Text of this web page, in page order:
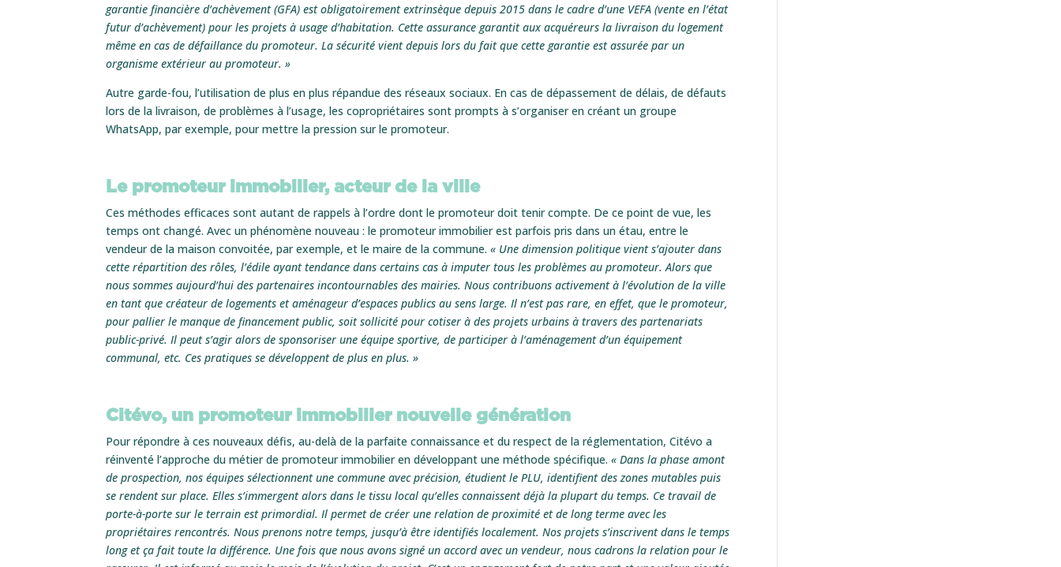
garantie financière d’achèvement (GFA) est obligatoirement extrinsèque depuis 2015 dans le cadre d’une VEFA (vente en l’état
futur d’achèvement) pour les projets à usage d’habitation. Cette assurance garantit aux acquéreurs la livraison du logement
même en cas de défaillance du promoteur. La sécurité vient depuis lors du fait que cette garantie est assurée par un
organisme extérieur au promoteur. »
Autre garde-fou, l’utilisation de plus en plus répandue des réseaux sociaux. En cas de dépassement de délais, de défauts
lors de la livraison, de problèmes à l’usage, les copropriétaires sont prompts à s’organiser en créant un groupe
WhatsApp, par exemple, pour mettre la pression sur le promoteur.
Le promoteur immobilier, acteur de la ville
Ces méthodes efficaces sont autant de rappels à l’ordre dont le promoteur doit tenir compte. De ce point de vue, les
temps ont changé. Avec un phénomène nouveau : le promoteur immobilier est parfois pris dans un étau, entre le
vendeur de la maison convoitée, par exemple, et le maire de la commune.« Une dimension politique vient s’ajouter dans
cette répartition des rôles, l’édile ayant tendance dans certains cas à imputer tous les problèmes au promoteur. Alors que
nous sommes aujourd’hui des partenaires incontournables des mairies. Nous contribuons activement à l’évolution de la ville
en tant que créateur de logements et aménageur d’espaces publics au sens large. Il n’est pas rare, en effet, que le promoteur,
pour pallier le manque de financement public, soit sollicité pour cotiser à des projets urbains à travers des partenariats
public-privé. Il peut s’agir alors de sponsoriser une équipe sportive, de participer à l’aménagement d’un équipement
communal, etc. Ces pratiques se développent de plus en plus. »
Citévo, un promoteur immobilier nouvelle génération
Pour répondre à ces nouveaux défis, au-delà de la parfaite connaissance et du respect de la réglementation, Citévo a
réinventé l’approche du métier de promoteur immobilier en développant une méthode spécifique.« Dans la phase amont
de prospection, nos équipes sélectionnent une commune avec précision, étudient le PLU, identifient des zones mutables puis
se rendent sur place. Elles s’immergent alors dans le tissu local qu’elles connaissent déjà la plupart du temps. Ce travail de
porte-à-porte sur le terrain est primordial. Il permet de créer une relation de proximité et de long terme avec les
propriétaires rencontrés. Nous prenons notre temps, jusqu’à être identifiés localement. Nos projets s’inscrivent dans le temps
long et ça fait toute la différence. Une fois que nous avons signé un accord avec un vendeur, nous cadrons la relation pour le